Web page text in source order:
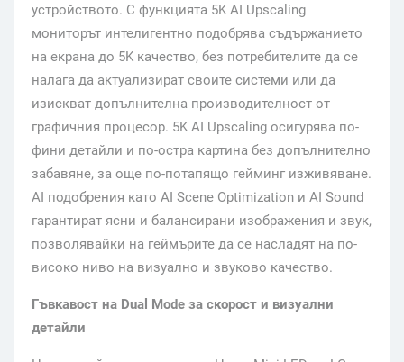
устройството. С функцията 5K AI Upscaling
мониторът интелигентно подобрява съдържанието
на екрана до 5K качество, без потребителите да се
налага да актуализират своите системи или да
изискват допълнителна производителност от
графичния процесор. 5K AI Upscaling осигурява по-
фини детайли и по-остра картина без допълнително
забавяне, за още по-потапящо гейминг изживяване.
AI подобрения като AI Scene Optimization и AI Sound
гарантират ясни и балансирани изображения и звук,
позволявайки на геймърите да се насладят на по-
високо ниво на визуално и звуково качество.
Гъвкавост на Dual Mode за скорост и визуални
детайли